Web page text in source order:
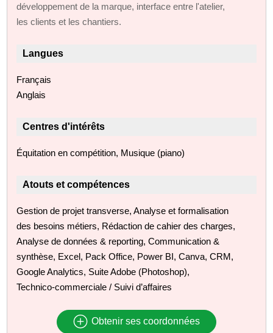
développement de la marque, interface entre l'atelier,
les clients et les chantiers.
Langues
Français
Anglais
Centres d'intérêts
Équitation en compétition, Musique (piano)
Atouts et compétences
Gestion de projet transverse, Analyse et formalisation
des besoins métiers, Rédaction de cahier des charges,
Analyse de données & reporting, Communication &
synthèse, Excel, Pack Office, Power BI, Canva, CRM,
Google Analytics, Suite Adobe (Photoshop),
Technico‑commerciale / Suivi d’affaires
Obtenir ses coordonnées